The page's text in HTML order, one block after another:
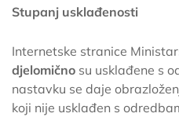
Stupanj usklađenosti
Internetske stranice
djelomično su usklađene s
nastavku se daje
koji nije usklađen s